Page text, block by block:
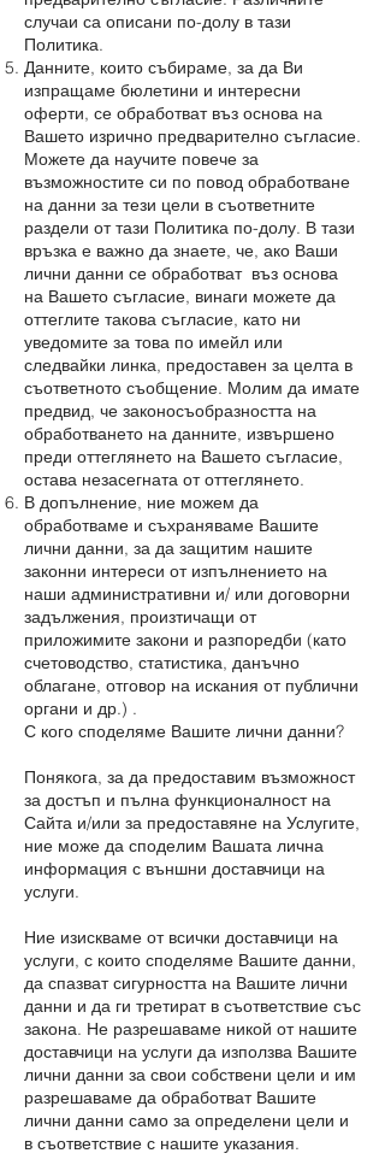
случаи са описани по-долу в тази
Политика.
Данните, които събираме, за да Ви
изпращаме бюлетини и интересни
оферти, се обработват въз основа на
Вашето изрично предварително съгласие.
Можете да научите повече за
възможностите си по повод обработване
на данни за тези цели в съответните
раздели от тази Политика по-долу. В тази
връзка е важно да знаете, че, ако Ваши
лични данни се обработват въз основа
на Вашето съгласие, винаги можете да
оттеглите такова съгласие, като ни
уведомите за това по имейл или
следвайки линка, предоставен за целта в
съответното съобщение. Молим да имате
предвид, че законосъобразността на
обработването на данните, извършено
преди оттеглянето на Вашето съгласие,
остава незасегната от оттеглянето.
В допълнение, ние можем да
обработваме и съхраняваме Вашите
лични данни, за да защитим нашите
законни интереси от изпълнението на
наши административни и/ или договорни
задължения, произтичащи от
приложимите закони и разпоредби (като
счетоводство, статистика, данъчно
облагане, отговор на искания от публични
органи и др.) .
С кого споделяме Вашите лични данни?
Понякога, за да предоставим възможност
за достъп и пълна функционалност на
Сайта и/или за предоставяне на Услугите,
ние може да споделим Вашата лична
информация с външни доставчици на
услуги.
Ние изискваме от всички доставчици на
услуги, с които споделяме Вашите данни,
да спазват сигурността на Вашите лични
данни и да ги третират в съответствие със
закона. Не разрешаваме никой от нашите
доставчици на услуги да използва Вашите
лични данни за свои собствени цели и им
разрешаваме да обработват Вашите
лични данни само за определени цели и
в съответствие с нашите указания.